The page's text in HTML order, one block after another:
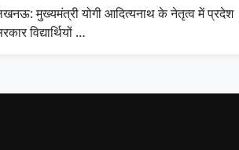
मुख्यमंत्री योगी आदित्यनाथ के नेतृत्व में प्रदेश
विद्यार्थियों …